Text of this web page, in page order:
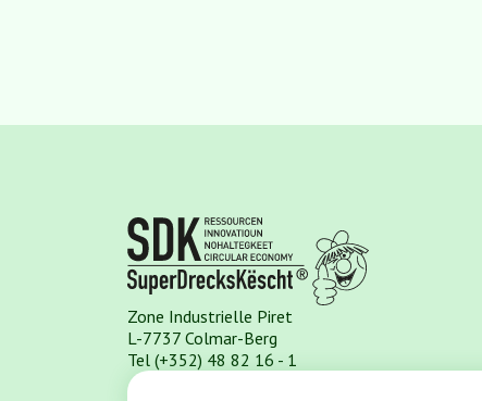
Zone Industrielle Piret
L-7737 Colmar-Berg
Tel (+352) 48 82 16 - 1